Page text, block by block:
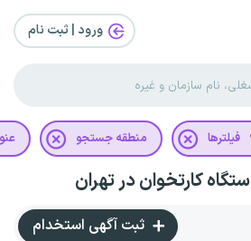
ورود | ثبت‌ نام
فیلترها منطقه جستجو
کارتخوان در تهران
ثبت آگهی استخدام